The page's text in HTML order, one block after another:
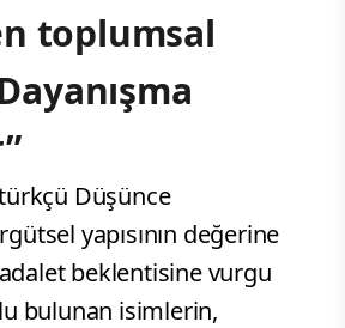
toplumsal
Düşünce
yapısının değerine
beklentisine vurgu
bulunan isimlerin,